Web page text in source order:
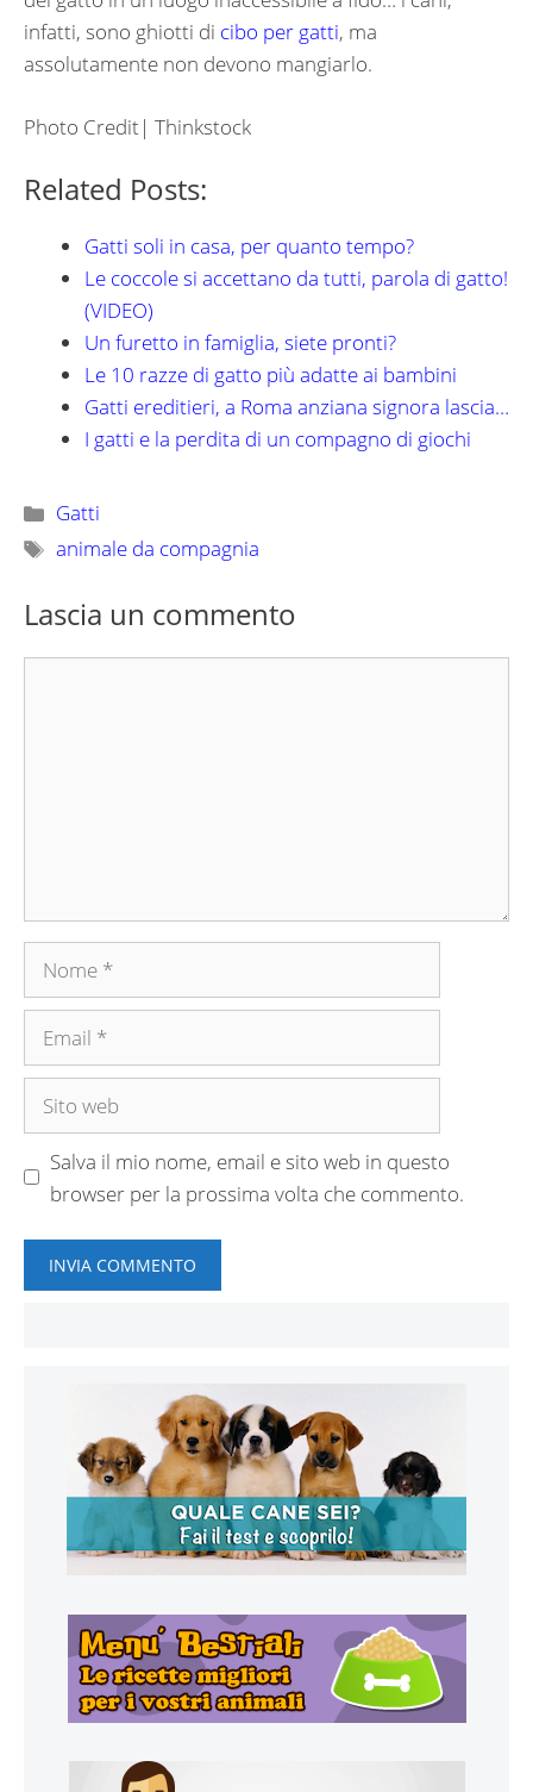
infatti, sono ghiotti di cibo per gatti, ma
assolutamente non devono mangiarlo.
Photo Credit| Thinkstock
Related Posts:
Gatti soli in casa, per quanto tempo?
Le coccole si accettano da tutti, parola di gatto!
(VIDEO)
Un furetto in famiglia, siete pronti?
Le 10 razze di gatto più adatte ai bambini
Gatti ereditieri, a Roma anziana signora lascia…
I gatti e la perdita di un compagno di giochi
Categorie
Gatti
Tag
animale da compagnia
Lascia un commento
Nome
Email
Sito
Salva il mio nome, email e sito web in questo
browser per la prossima volta che commento.